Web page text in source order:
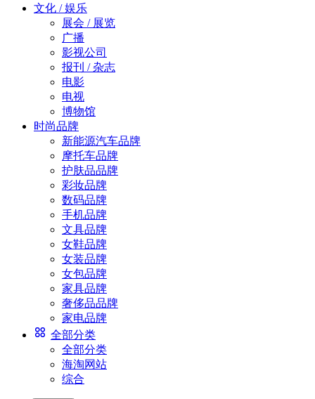
文化 / 娱乐
展会 / 展览
广播
影视公司
报刊 / 杂志
电影
电视
博物馆
时尚品牌
新能源汽车品牌
摩托车品牌
护肤品品牌
彩妆品牌
数码品牌
手机品牌
文具品牌
女鞋品牌
女装品牌
女包品牌
家具品牌
奢侈品品牌
家电品牌
全部分类
全部分类
海淘网站
综合